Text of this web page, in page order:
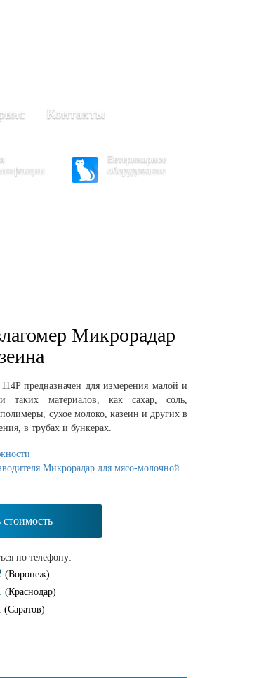
Контакты
Ветеринарное
оборудование
Микрорадар
предназначен для измерения малой и
таких материалов, как сахар, соль,
сухое молоко, казеин и других в
в трубах и бункерах.
Микрорадар для мясо-молочной
стоимость
по телефону:
(Воронеж)
(Краснодар)
(Саратов)